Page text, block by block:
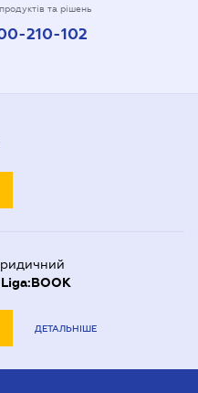
та рішень
210-102
Liga:BOOK
ДЕТАЛЬНІШЕ